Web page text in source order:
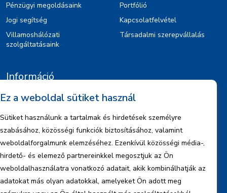
Pénzügyi megoldásaink
Jogi segítség
Villamoshálózati
szolgáltatásaink
Portfólió
Kapcsolatfelvétel
Társadalmi szerepvállalás
Információ
Kiajánlók
Jognyilatkozat
Szerzői jogok
Adatkezelési tájékoztató
Céginformáció
Jelentések
Ez a weboldal sütiket használ
Sütiket használunk a tartalmak és hirdetések személyre
szabásához, közösségi funkciók biztosításához, valamint
weboldalforgalmunk elemzéséhez. Ezenkívül közösségi média-,
hirdető- és elemező partnereinkkel megosztjuk az Ön
weboldalhasználatra vonatkozó adatait, akik kombinálhatják az
adatokat más olyan adatokkal, amelyeket Ön adott meg